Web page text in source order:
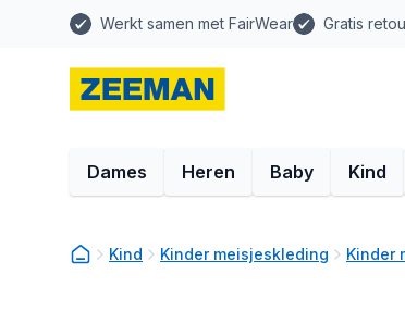
Werkt samen met FairWear Gratis
Dames Heren Baby Kind
Kind Kinder meisjeskleding Kinder